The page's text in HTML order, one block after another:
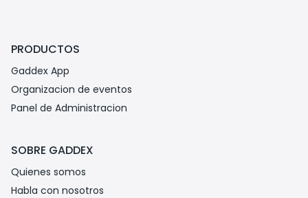
PRODUCTOS
Gaddex App
Organizacion de eventos
Panel de Administracion
SOBRE GADDEX
Quienes somos
Habla con nosotros